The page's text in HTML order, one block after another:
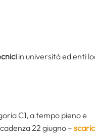
in università ed enti
C1, a tempo pieno e
22 giugno –